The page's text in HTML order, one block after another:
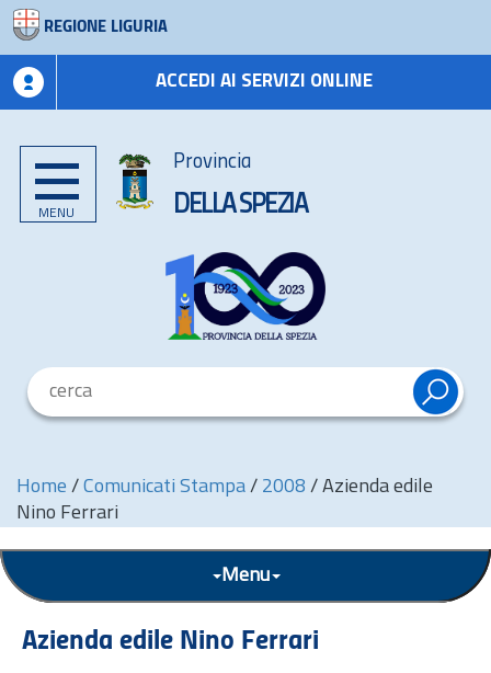
REGIONE LIGURIA
ACCEDI AI SERVIZI ONLINE
MENU
Provincia
DELLA SPEZIA
Home / Comunicati Stampa / 2008 / Azienda edile
Nino Ferrari
Menu
Azienda edile Nino Ferrari